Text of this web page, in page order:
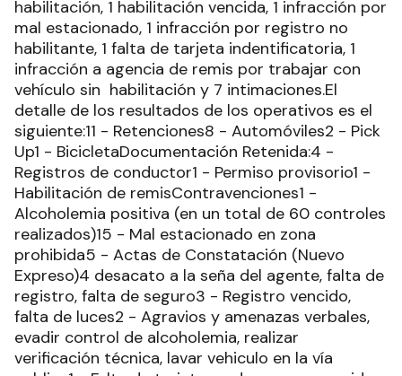
habilitación, 1 habilitación vencida, 1 infracción por
mal estacionado, 1 infracción por registro no
habilitante, 1 falta de tarjeta indentificatoria, 1
infracción a agencia de remis por trabajar con
vehículo sin habilitación y 7 intimaciones.El
detalle de los resultados de los operativos es el
siguiente:11 - Retenciones8 - Automóviles2 - Pick
Up1 - BicicletaDocumentación Retenida:4 -
Registros de conductor1 - Permiso provisorio1 -
Habilitación de remisContravenciones1 -
Alcoholemia positiva (en un total de 60 controles
realizados)15 - Mal estacionado en zona
prohibida5 - Actas de Constatación (Nuevo
Expreso)4 desacato a la seña del agente, falta de
registro, falta de seguro3 - Registro vencido,
falta de luces2 - Agravios y amenazas verbales,
evadir control de alcoholemia, realizar
verificación técnica, lavar vehiculo en la vía